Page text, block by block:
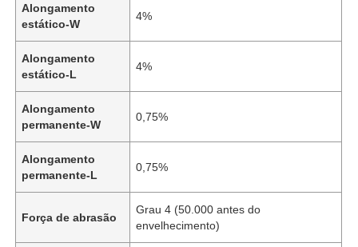
Alongamento
estático-W
4%
Alongamento
estático-L
4%
Alongamento
permanente-W
0,75%
Alongamento
permanente-L
0,75%
Força de abrasão
Grau 4 (50.000 antes do
envelhecimento)